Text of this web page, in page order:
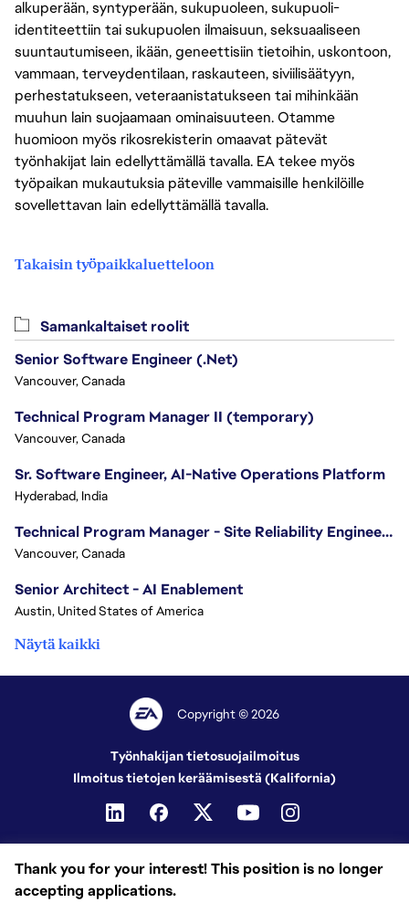
alkuperään, syntyperään, sukupuoleen, sukupuoli-
identiteettiin tai sukupuolen ilmaisuun, seksuaaliseen
suuntautumiseen, ikään, geneettisiin tietoihin, uskontoon,
vammaan, terveydentilaan, raskauteen, siviilisäätyyn,
perhestatukseen, veteraanistatukseen tai mihinkään
muuhun lain suojaamaan ominaisuuteen. Otamme
huomioon myös rikosrekisterin omaavat pätevät
työnhakijat lain edellyttämällä tavalla. EA tekee myös
työpaikan mukautuksia päteville vammaisille henkilöille
sovellettavan lain edellyttämällä tavalla.
Takaisin työpaikkaluetteloon
Thank you for your interest! This position is no longer
accepting applications.
Samankaltaiset roolit
Senior Software Engineer (.Net)
Vancouver, Canada
Technical Program Manager II (temporary)
Vancouver, Canada
Sr. Software Engineer, AI-Native Operations Platform
Hyderabad, India
Technical Program Manager - Site Reliability Engineering (SRE)
Vancouver, Canada
Senior Architect - AI Enablement
Austin, United States of America
Näytä kaikki
Copyright © 2026
Työnhakijan tietosuojailmoitus
Ilmoitus tietojen keräämisestä (Kalifornia)